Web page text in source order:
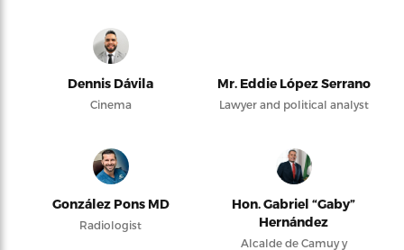
Dennis Dávila
Cinema
Mr. Eddie López Serrano
Lawyer and political analyst
González Pons MD
Radiologist
Hon. Gabriel “Gaby”
Hernández
Alcalde de Camuy y